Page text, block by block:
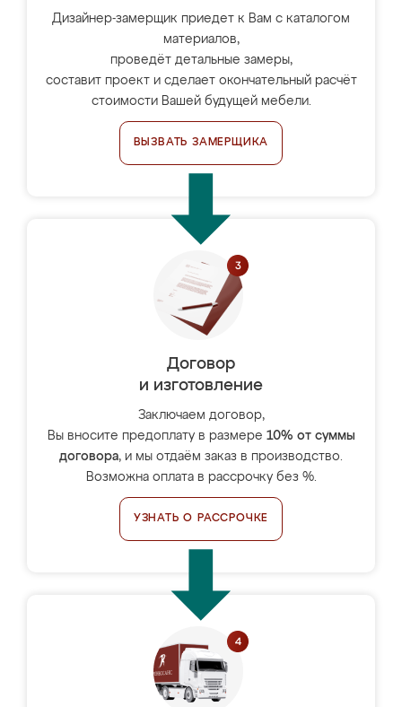
Дизайнер-замерщик приедет к Вам с каталогом
материалов,
проведёт детальные замеры,
составит проект и сделает окончательный расчёт
стоимости Вашей будущей мебели.
ВЫЗВАТЬ ЗАМЕРЩИКА
Договор
и изготовление
Заключаем договор,
Вы вносите предоплату в размере 10% от суммы
договора, и мы отдаём заказ в производство.
Возможна оплата в рассрочку без %.
УЗНАТЬ О РАССРОЧКЕ